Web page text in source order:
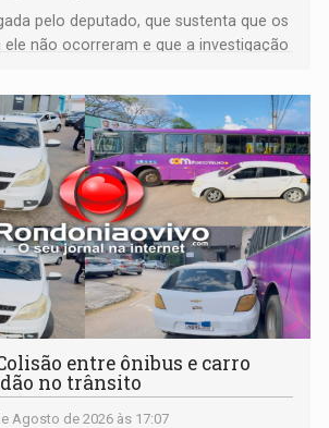
pelo deputado, que sustenta que os
não ocorreram e que a investigação
entre ônibus e carro
no trânsito
Agosto de 2026 às 17:07